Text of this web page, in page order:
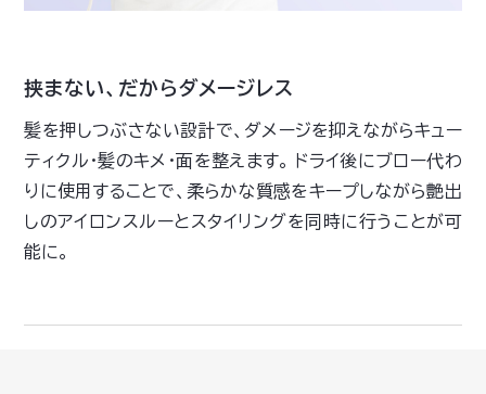
挟まない、だからダメージレス
髪を押しつぶさない設計で、ダメージを抑えながらキュー
ティクル・髪のキメ・面を整えます。 ドライ後にブロー代わ
りに使用することで、柔らかな質感をキープしながら艶出
しのアイロンスルーとスタイリングを同時に行うことが可
能に。